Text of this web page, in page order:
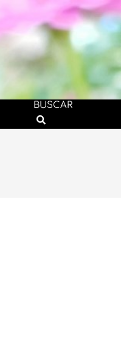
BUSCAR
Search